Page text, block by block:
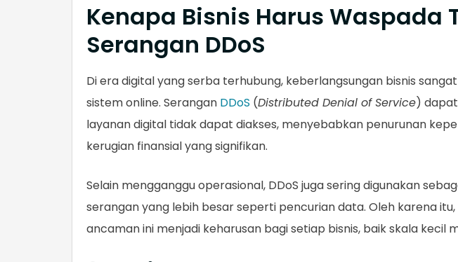
Kenapa Bisnis Harus Waspada
Serangan DDoS
Di era digital yang serba terhubung, keberlangsungan bisnis
sistem online. Serangan DDoS (Distributed Denial of Service)
layanan digital tidak dapat diakses, menyebabkan penurunan
kerugian finansial yang signifikan.
Selain mengganggu operasional, DDoS juga sering digunakan
serangan yang lebih besar seperti pencurian data. Oleh karena
ancaman ini menjadi keharusan bagi setiap bisnis, baik skala kecil